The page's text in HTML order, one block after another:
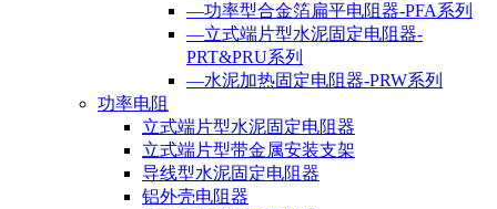
—功率型合金箔扁平电阻器-PFA系列
—立式端片型水泥固定电阻器-
PRT&PRU系列
—水泥加热固定电阻器-PRW系列
功率电阻
立式端片型水泥固定电阻器
立式端片型带金属安装支架
导线型水泥固定电阻器
铝外壳电阻器